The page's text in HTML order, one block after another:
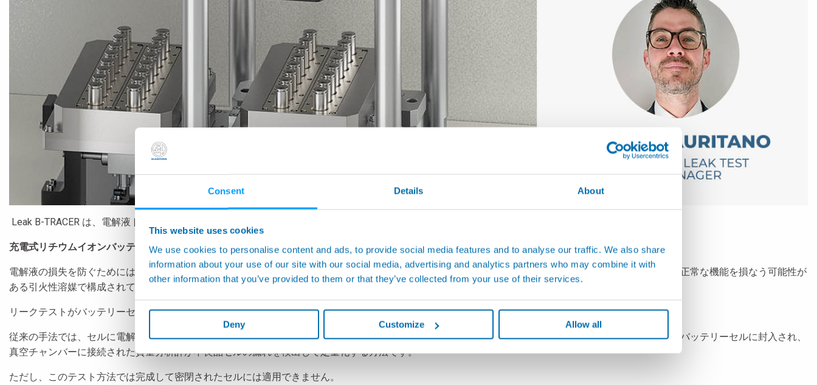
Consent Details About
This website uses cookies
We use cookies to personalise content and ads, to provide social media features and to analyse our traffic. We also share
information about your use of our site with our social media, advertising and analytics partners who may combine it with
other information that you’ve provided to them or that they’ve collected from your use of their services.
Deny Customize Allow all
Leak B-TRACER は、電解液トレース技術による封止済みバッテリーセル向けのリークテストに特化した新しい半自動ステーションです。
充電式リチウムイオンバッテリーは、現在 E-モビリティ市場、特に電気自動車で使用されている新世代のバッテリーです。
電解液の損失を防ぐためには、バッテリーを完全に密閉することが必須です。電解液は多くの場合、周囲の湿度と接触すると有毒な物質を生成し、セルの正常な機能を損なう可能性が
ある引火性溶媒で構成されています。
リークテストがバッテリーセル製造において重要な工程となるのはこのためです。
従来の手法では、セルに電解質を充填して密封する前にトレーサーガスとしてヘリウムを使用し真空チャンバー 内でテストがされていました。ヘリウムがバッテリーセルに封入され、
真空チャンバーに接続された質量分析計が不良品セルの漏れを検出して定量化する方法です。
ただし、このテスト方法では完成して密閉されたセルには適用できません。